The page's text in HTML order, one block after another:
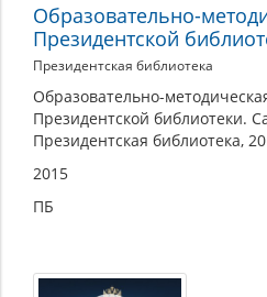
Образовательно-
Президентской
Президентская библиотека
Образовательно-
Президентской библиотеки.
Президентская библиотека,
2015
ПБ